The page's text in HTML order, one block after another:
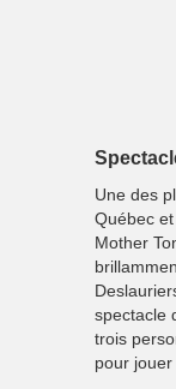
Une des
Québec
Mother
spectacle
trois
pour jouer